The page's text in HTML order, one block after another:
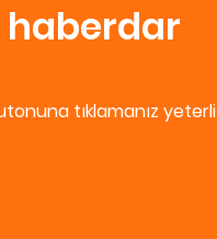
tıklamanız yeterli